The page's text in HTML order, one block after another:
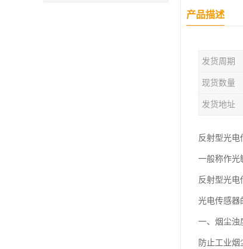
产品描述
发货周期
现货数量
发货地址
反射型光电
一般称作光
反射型光电
光电传感器
一、烟尘浊
防止工业